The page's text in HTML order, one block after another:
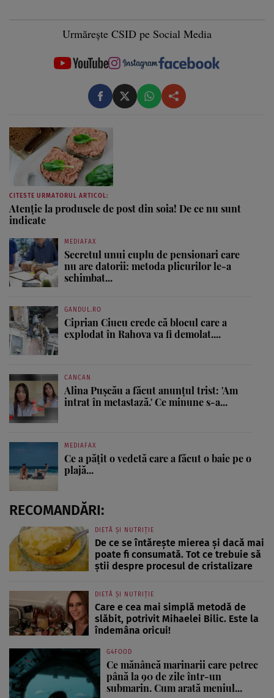
Urmărește CSID pe Social Media
CITESTE URMATORUL ARTICOL:
Atenție la produsele de post din soia! De ce nu sunt
indicate
MEDIAFAX
Secretul unui cuplu de pensionari care
nu are datorii: metoda plicurilor le-a
schimbat...
GANDUL.RO
Ciprian Ciucu crede că blocul care a
explodat în Rahova va fi demolat....
CANCAN
Alina Pușcău a făcut anunțul trist: 'Am
intrat în metastază.' Ce minune s-a...
MEDIAFAX
Ce a pățit o vedetă care a făcut o baie pe o
plajă...
RECOMANDĂRI:
DIETĂ ȘI NUTRIȚIE
De ce se întărește mierea și dacă mai
poate fi consumată. Tot ce trebuie să
știi despre procesul de cristalizare
DIETĂ ȘI NUTRIȚIE
Care e cea mai simplă metodă de
slăbit, potrivit Mihaelei Bilic. Este la
îndemâna oricui!
G4FOOD
Ce mănâncă marinarii care petrec
până la 90 de zile într-un
submarin. Cum arată meniul...